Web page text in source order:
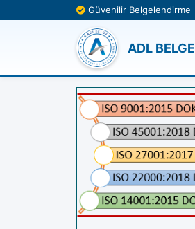
Güvenilir Belgelendirme
ADL BELGE